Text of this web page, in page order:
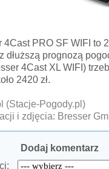
4Cast PRO SF WIFI to
dłuższą prognozą
4Cast XL WIFI)
2420 zł.
(Stacje-Pogody.pl)
i zdjęcia: Bresser
Dodaj komentarz